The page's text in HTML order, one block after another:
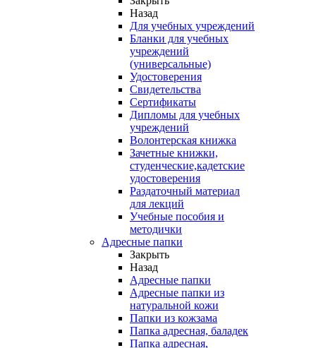
Назад
Для учебных учреждений
Бланки для учебных
учреждений
(универсальные)
Удостоверения
Свидетельства
Сертификаты
Дипломы для учебных
учреждений
Волонтерская книжка
Зачетные книжки,
студенческие,кадетские
удостоверения
Раздаточный материал
для лекций
Учебные пособия и
методички
Адресные папки
Закрыть
Назад
Адресные папки
Адресные папки из
натуральной кожи
Папки из кожзама
Папка адресная, баладек
Папка адресная,